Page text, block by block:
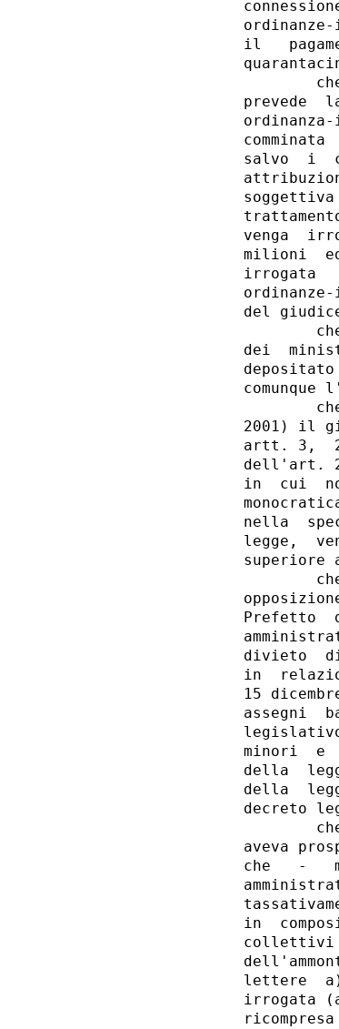
il
prevede
salvo  i
venga
milioni
irrogata
del
dei
2001) il
artt. 3,
dell'art.
in  cui
nella
legge,
Prefetto
divieto  di
in
15
assegni
minori  e
della
della
decreto
aveva
che   -
in
collettivi
lettere
irrogata